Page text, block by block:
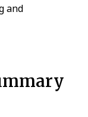
and